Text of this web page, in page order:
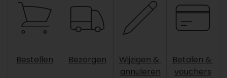
Bestellen Bezorgen
Wijzigen &
annuleren
Betalen &
vouchers